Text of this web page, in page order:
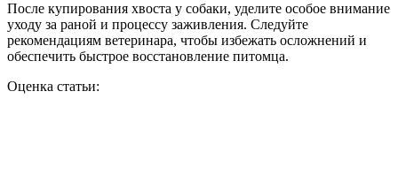
После купирования хвоста у собаки, уделите особое внимание
уходу за раной и процессу заживления. Следуйте
рекомендациям ветеринара, чтобы избежать осложнений и
обеспечить быстрое восстановление питомца.
Оценка статьи: